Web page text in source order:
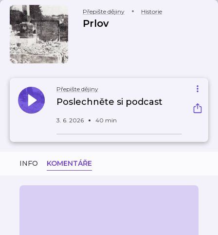
Přepište dějiny Historie
Prlov
Přepište dějiny
Poslechněte si podcast
3. 6. 2026 40 min
INFO KOMENTÁŘE